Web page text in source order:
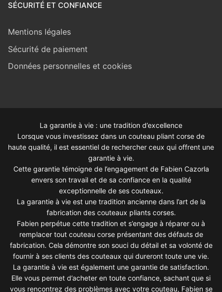
SÉCURITÉ ET CONFIANCE
Mentions légales
Sécurité de paiement
Données personnelles et cookies
La garantie à vie : une tradition d’excellence
Lorsque vous investissez dans un couteau pliant corse de
haute qualité, il est essentiel de rechercher ceux qui offrent une
garantie à vie.
Cette garantie témoigne de l’engagement de Fabien Cazorla
envers son travail et de sa confiance en la qualité
exceptionnelle de ses couteaux.
La garantie à vie est une tradition ancienne dans l’art de la
fabrication des couteaux pliants corses.
Fabien perpétue cette tradition et s’engage à réparer ou à
remplacer tout couteau corse présentant des défauts de
fabrication. Cela démontre son souci du détail et sa volonté de
fournir à ses clients des couteaux qui dureront toute une vie.
La garantie à vie est également une garantie de satisfaction.
Elle vous permet d’acheter en toute confiance, sachant que si
vous rencontrez des problèmes avec votre couteau, Fabien se